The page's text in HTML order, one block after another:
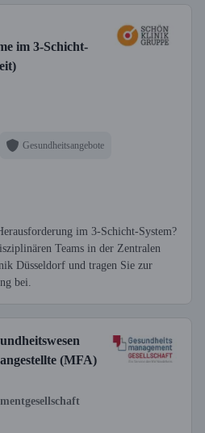
im 3-Schicht-
Gesundheitsangebote
im 3-Schicht-System?
Teams in der Zentralen
Düsseldorf und tragen Sie zur
bei.
(MFA)